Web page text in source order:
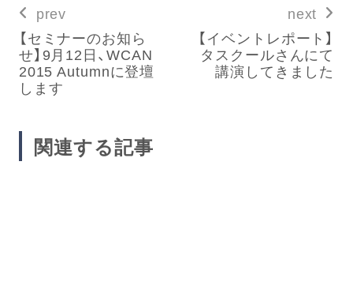
prev
【セミナーのお知ら
せ】9月12日、WCAN
2015 Autumnに登壇
します
next
【イベントレポート】
タスクールさんにて
講演してきました
関連する記事